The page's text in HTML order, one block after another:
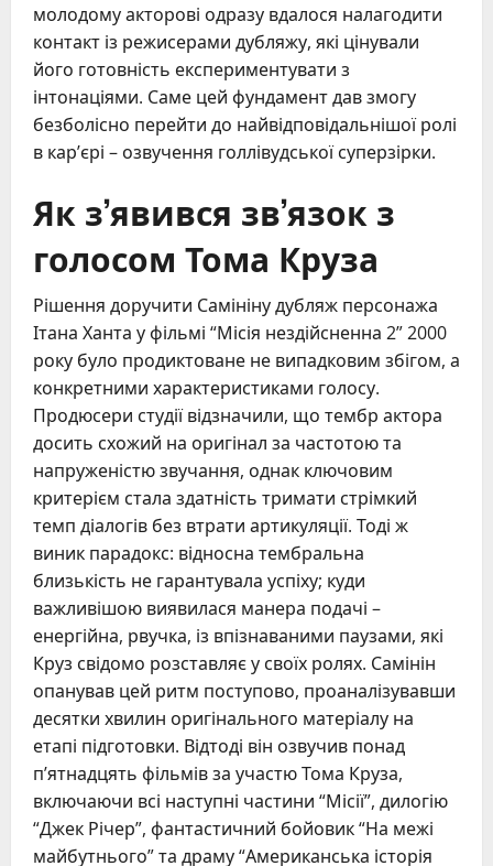
молодому акторові одразу вдалося налагодити
контакт із режисерами дубляжу, які цінували
його готовність експериментувати з
інтонаціями. Саме цей фундамент дав змогу
безболісно перейти до найвідповідальнішої ролі
в кар’єрі – озвучення голлівудської суперзірки.
Як з’явився зв’язок з
голосом Тома Круза
Рішення доручити Самініну дубляж персонажа
Ітана Ханта у фільмі “Місія нездійсненна 2” 2000
року було продиктоване не випадковим збігом, а
конкретними характеристиками голосу.
Продюсери студії відзначили, що тембр актора
досить схожий на оригінал за частотою та
напруженістю звучання, однак ключовим
критерієм стала здатність тримати стрімкий
темп діалогів без втрати артикуляції. Тоді ж
виник парадокс: відносна тембральна
близькість не гарантувала успіху; куди
важливішою виявилася манера подачі –
енергійна, рвучка, із впізнаваними паузами, які
Круз свідомо розставляє у своїх ролях. Самінін
опанував цей ритм поступово, проаналізувавши
десятки хвилин оригінального матеріалу на
етапі підготовки. Відтоді він озвучив понад
п’ятнадцять фільмів за участю Тома Круза,
включаючи всі наступні частини “Місії”, дилогію
“Джек Річер”, фантастичний бойовик “На межі
майбутнього” та драму “Американська історія